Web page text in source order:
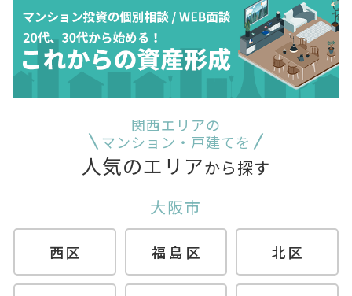
関西エリアの
マンション・戸建てを
人気のエリアから探す
大阪市
西区 福島区 北区